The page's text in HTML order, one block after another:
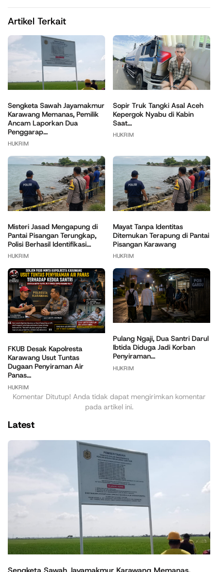
Artikel Terkait
Sengketa Sawah Jayamakmur
Karawang Memanas, Pemilik
Ancam Laporkan Dua
Penggarap...
HUKRIM
Sopir Truk Tangki Asal Aceh
Kepergok Nyabu di Kabin
Saat...
HUKRIM
Misteri Jasad Mengapung di
Pantai Pisangan Terungkap,
Polisi Berhasil Identifikasi...
HUKRIM
Mayat Tanpa Identitas
Ditemukan Terapung di Pantai
Pisangan Karawang
HUKRIM
FKUB Desak Kapolresta
Karawang Usut Tuntas
Dugaan Penyiraman Air
Panas...
HUKRIM
Pulang Ngaji, Dua Santri Darul
Ibtida Diduga Jadi Korban
Penyiraman...
HUKRIM
Komentar Ditutup! Anda tidak dapat mengirimkan komentar
pada artikel ini.
Latest